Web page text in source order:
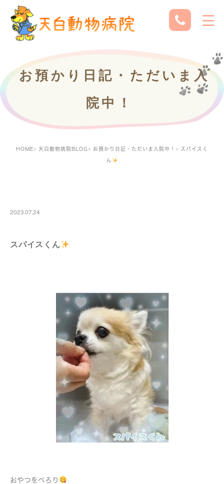
お預かり日記・ただいま入
院中！
HOME 天白動物病院BLOG お預かり日記・ただいま入院中！ スパイスく
ん
2023.07.24
スパイスくん
おやつをぺろり